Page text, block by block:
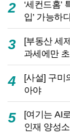
2
‘세컨드홈’
입’ 가능하
3
[부동산 세
과세에만
4
[사설] 구미
아야
5
[여기는 AI
인재 양성